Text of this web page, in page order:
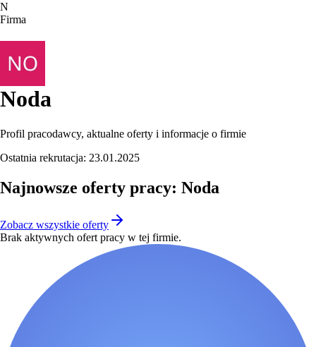
N
Firma
Noda
Profil pracodawcy, aktualne oferty i informacje o firmie
Ostatnia rekrutacja: 23.01.2025
Najnowsze oferty pracy: Noda
Zobacz wszystkie oferty
Brak aktywnych ofert pracy w tej firmie.